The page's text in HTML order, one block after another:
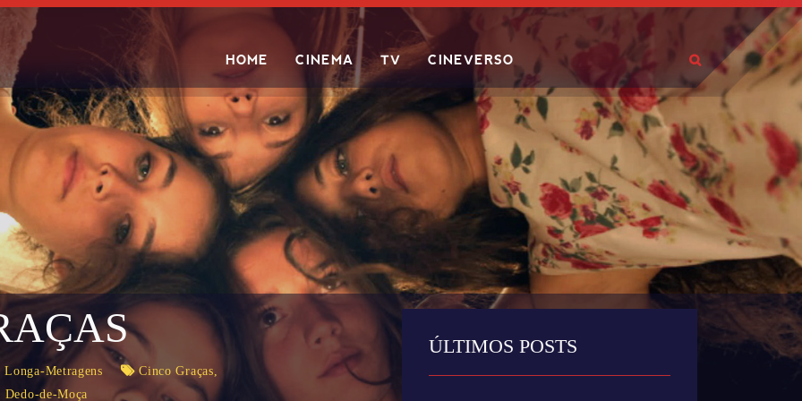
HOME CINEMA TV CINEVERSO
Search
Longa-Metragens Cinco Graças,
Dedo-de-Moça
ÚLTIMOS POSTS